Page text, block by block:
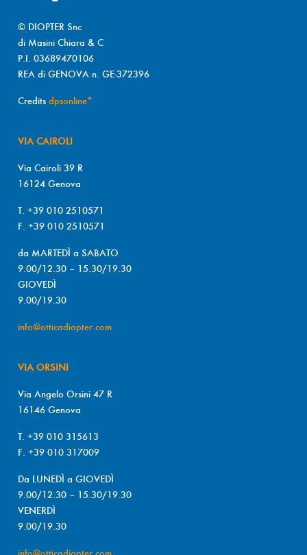
© DIOPTER Snc
di Masini Chiara & C
P.I. 03689470106
REA di GENOVA n. GE-372396
Credits dpsonline*
VIA CAIROLI
Via Cairoli 39 R
16124 Genova
T. +39 010 2510571
F. +39 010 2510571
da MARTEDÌ a SABATO
9.00/12.30 – 15.30/19.30
GIOVEDÌ
9.00/19.30
info@otticadiopter.com
VIA ORSINI
Via Angelo Orsini 47 R
16146 Genova
T. +39 010 315613
F. +39 010 317009
Da LUNEDÌ a GIOVEDÌ
9.00/12.30 – 15.30/19.30
VENERDÌ
9.00/19.30